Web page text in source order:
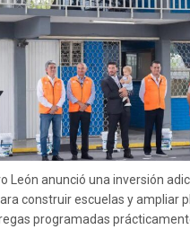
León anunció una inversión
construir escuelas y ampliar
programadas